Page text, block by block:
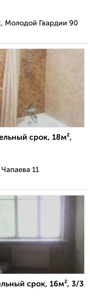
Молодой Гвардии 90
срок, 18м²,
11
срок, 16м², 3/3